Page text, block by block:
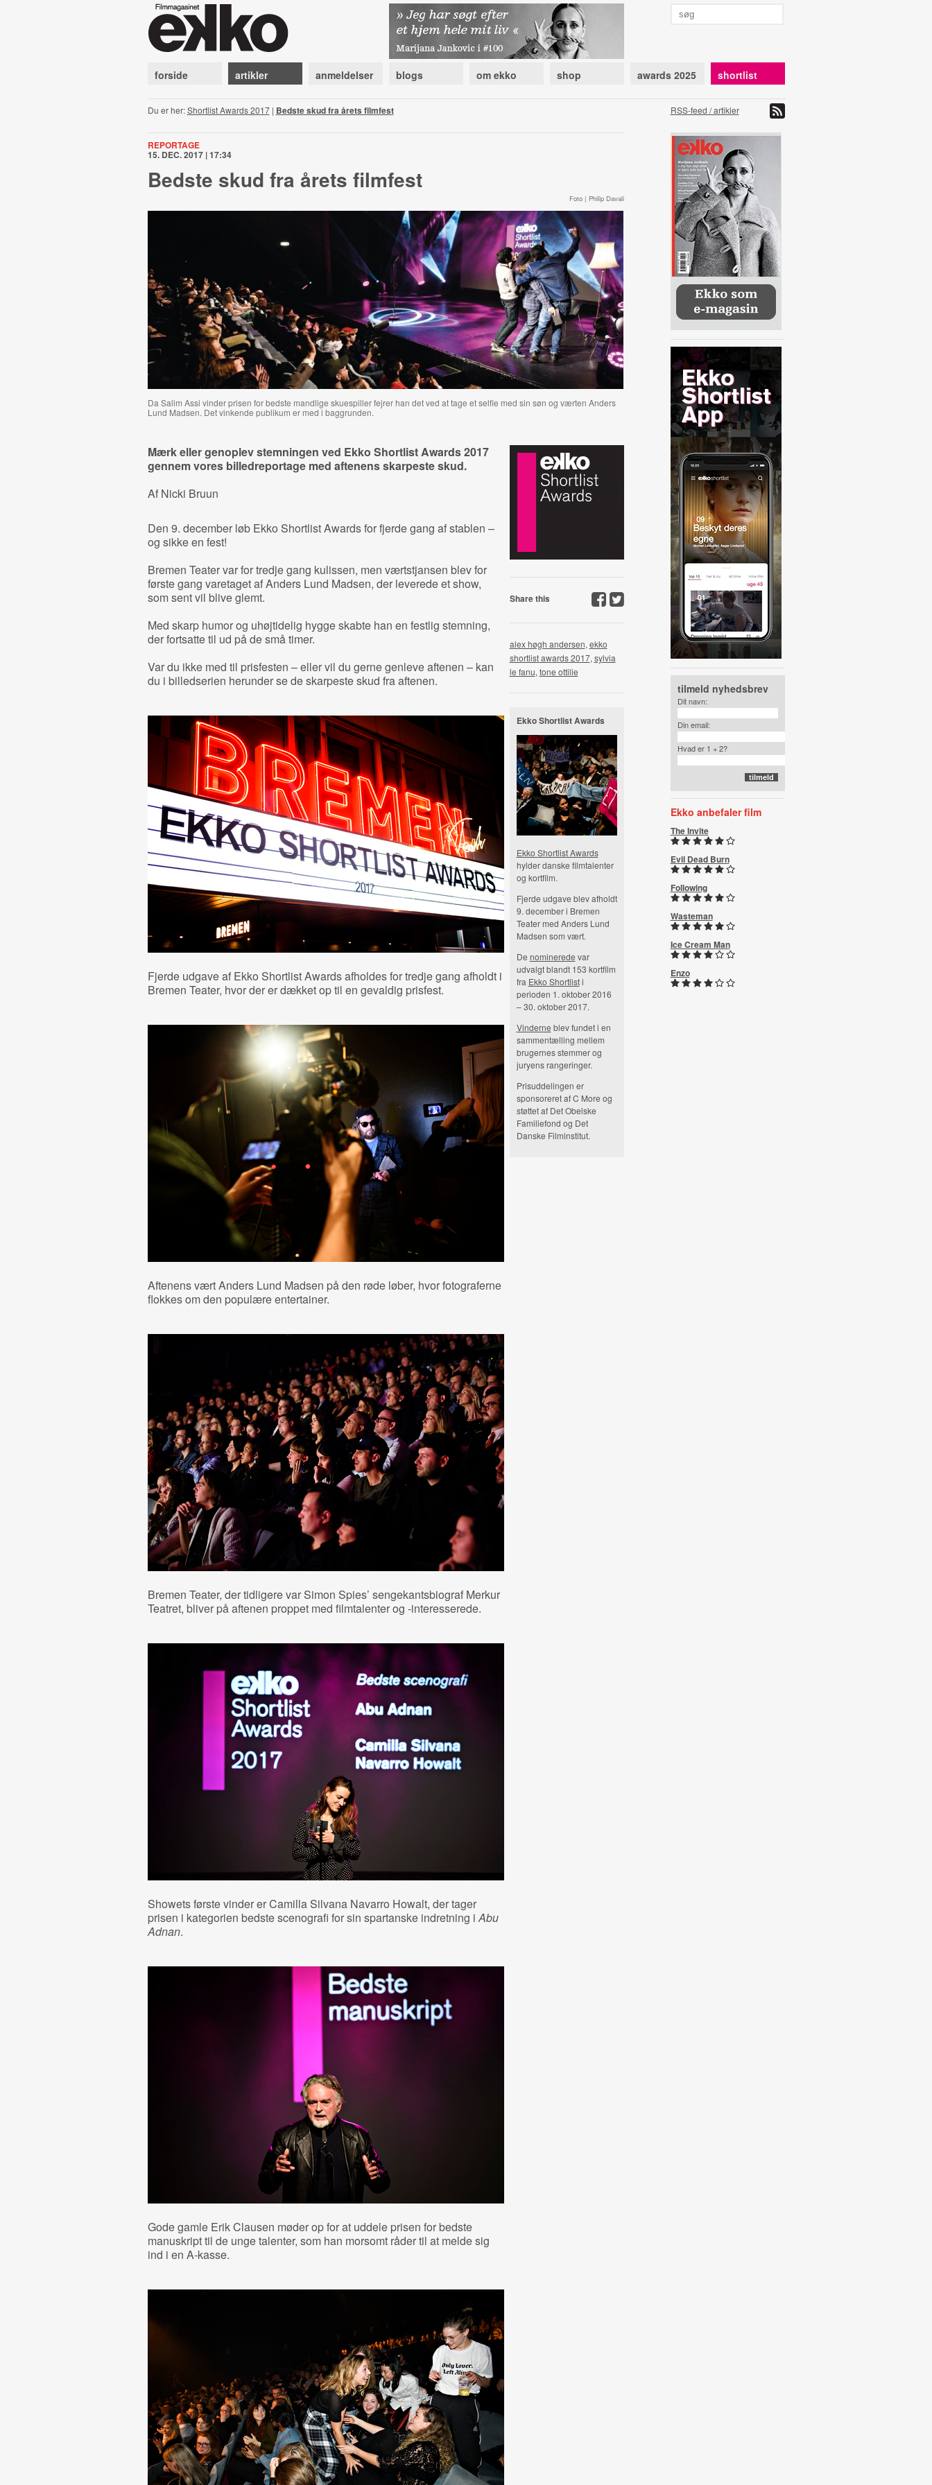
forside artikler anmeldelser blogs om ekko shop awards 2025 shortlist
Du er her:Shortlist Awards 2017| Bedste skud fra årets filmfest RSS-feed / artikler
REPORTAGE
15. DEC. 2017 | 17:34
Bedste skud fra årets filmfest
Foto | Philip Davali
Da Salim Assi vinder prisen for bedste mandlige skuespiller fejrer han det ved at tage et selfie med sin søn og værten Anders
Lund Madsen. Det vinkende publikum er med i baggrunden.
Mærk eller genoplev stemningen ved Ekko Shortlist Awards 2017
gennem vores billedreportage med aftenens skarpeste skud.
Af Nicki Bruun
Den 9. december løb Ekko Shortlist Awards for fjerde gang af stablen –
og sikke en fest!
Bremen Teater var for tredje gang kulissen, men værtstjansen blev for
første gang varetaget af Anders Lund Madsen, der leverede et show,
som sent vil blive glemt.
Med skarp humor og uhøjtidelig hygge skabte han en festlig stemning,
der fortsatte til ud på de små timer.
Var du ikke med til prisfesten – eller vil du gerne genleve aftenen – kan
du i billedserien herunder se de skarpeste skud fra aftenen.
Fjerde udgave af Ekko Shortlist Awards afholdes for tredje gang afholdt i
Bremen Teater, hvor der er dækket op til en gevaldig prisfest.
Aftenens vært Anders Lund Madsen på den røde løber, hvor fotograferne
flokkes om den populære entertainer.
Bremen Teater, der tidligere var Simon Spies’ sengekantsbiograf Merkur
Teatret, bliver på aftenen proppet med filmtalenter og -interesserede.
Showets første vinder er Camilla Silvana Navarro Howalt, der tager
prisen i kategorien bedste scenografi for sin spartanske indretning iAbu
Adnan.
Gode gamle Erik Clausen møder op for at uddele prisen for bedste
manuskript til de unge talenter, som han morsomt råder til at melde sig
ind i en A-kasse.
Share this
alex høgh andersen, ekko
shortlist awards 2017, sylvia
le fanu, tone ottilie
Ekko Shortlist Awards
Ekko Shortlist Awards
hylder danske filmtalenter
og kortfilm.
Fjerde udgave blev afholdt
9. december i Bremen
Teater med Anders Lund
Madsen som vært.
De nominerede var
udvalgt blandt 153 kortfilm
fra Ekko Shortlisti
perioden 1. oktober 2016
– 30. oktober 2017.
Vinderne blev fundet i en
sammentælling mellem
brugernes stemmer og
juryens rangeringer.
Prisuddelingen er
sponsoreret af C More og
støttet af Det Obelske
Familiefond og Det
Danske Filminstitut.
tilmeld nyhedsbrev
Dit navn:
Din email:
Hvad er 1 + 2?
Ekko anbefaler film
The Invite
Evil Dead Burn
Following
Wasteman
Ice Cream Man
Enzo